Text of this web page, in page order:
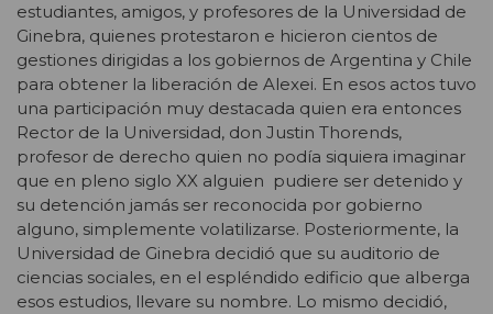
estudiantes, amigos, y profesores de la Universidad de
Ginebra, quienes protestaron e hicieron cientos de
gestiones dirigidas a los gobiernos de Argentina y Chile
para obtener la liberación de Alexei. En esos actos tuvo
una participación muy destacada quien era entonces
Rector de la Universidad, don Justin Thorends,
profesor de derecho quien no podía siquiera imaginar
que en pleno siglo XX alguien pudiere ser detenido y
su detención jamás ser reconocida por gobierno
alguno, simplemente volatilizarse. Posteriormente, la
Universidad de Ginebra decidió que su auditorio de
ciencias sociales, en el espléndido edificio que alberga
esos estudios, llevare su nombre. Lo mismo decidió,